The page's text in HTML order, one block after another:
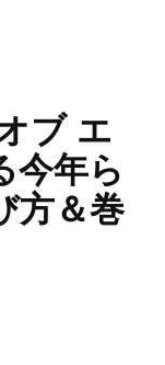
ブ エ
今年ら
方＆巻